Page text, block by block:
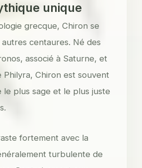
unique
grecque, Chiron se
centaures. Né des
associé à Saturne, et
Philyra, Chiron est souvent
le plus sage et le plus juste
fortement avec la
turbulente de